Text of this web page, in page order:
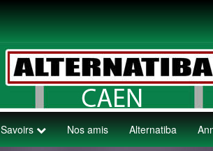
Savoirs Nos amis Alternatiba